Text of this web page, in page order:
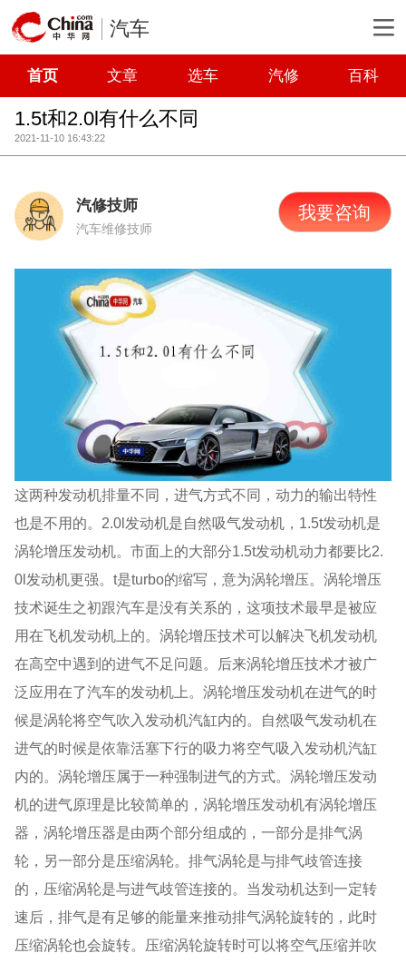
汽车
首页 文章 选车 汽修 百科
1.5t和2.0l有什么不同
2021-11-10 16:43:22
汽修技师
汽车维修技师
我要咨询
这两种发动机排量不同，进气方式不同，动力的输出特性
也是不用的。2.0l发动机是自然吸气发动机，1.5t发动机是
涡轮增压发动机。市面上的大部分1.5t发动机动力都要比2.
0l发动机更强。t是turbo的缩写，意为涡轮增压。涡轮增压
技术诞生之初跟汽车是没有关系的，这项技术最早是被应
用在飞机发动机上的。涡轮增压技术可以解决飞机发动机
在高空中遇到的进气不足问题。后来涡轮增压技术才被广
泛应用在了汽车的发动机上。涡轮增压发动机在进气的时
候是涡轮将空气吹入发动机汽缸内的。自然吸气发动机在
进气的时候是依靠活塞下行的吸力将空气吸入发动机汽缸
内的。涡轮增压属于一种强制进气的方式。涡轮增压发动
机的进气原理是比较简单的，涡轮增压发动机有涡轮增压
器，涡轮增压器是由两个部分组成的，一部分是排气涡
轮，另一部分是压缩涡轮。排气涡轮是与排气歧管连接
的，压缩涡轮是与进气歧管连接的。当发动机达到一定转
速后，排气是有足够的能量来推动排气涡轮旋转的，此时
压缩涡轮也会旋转。压缩涡轮旋转时可以将空气压缩并吹